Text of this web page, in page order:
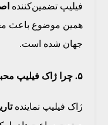
فیلیپ تضمین‌کننده
همین موضوع باعث
جهان شده است.
۵. چرا ژاک فیلیپ محبوب است؟
ژاک فیلیپ نماینده